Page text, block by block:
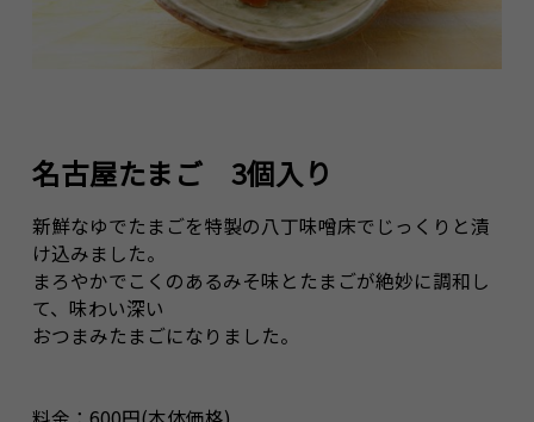
名古屋たまご 3個入り
新鮮なゆでたまごを特製の八丁味噌床でじっくりと漬
け込みました。
まろやかでこくのあるみそ味とたまごが絶妙に調和し
て、味わい深い
おつまみたまごになりました。